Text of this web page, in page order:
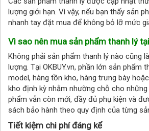
lượng giới hạn. Vì vậy, nếu bạn thấy sản
nhanh tay đặt mua để không bỏ lỡ mức
Vì sao nên mua sản phẩm thanh lý tại
Không phải sản phẩm thanh lý nào cũng
lượng. Tại OKBUY.vn, phần lớn sản phẩm
model, hàng tồn kho, hàng trưng bày
kho định kỳ nhằm nhường chỗ cho
phẩm vẫn còn mới, đầy đủ phụ kiện và
sách bảo hành theo quy định của từng
Tiết kiệm chi phí đáng kể